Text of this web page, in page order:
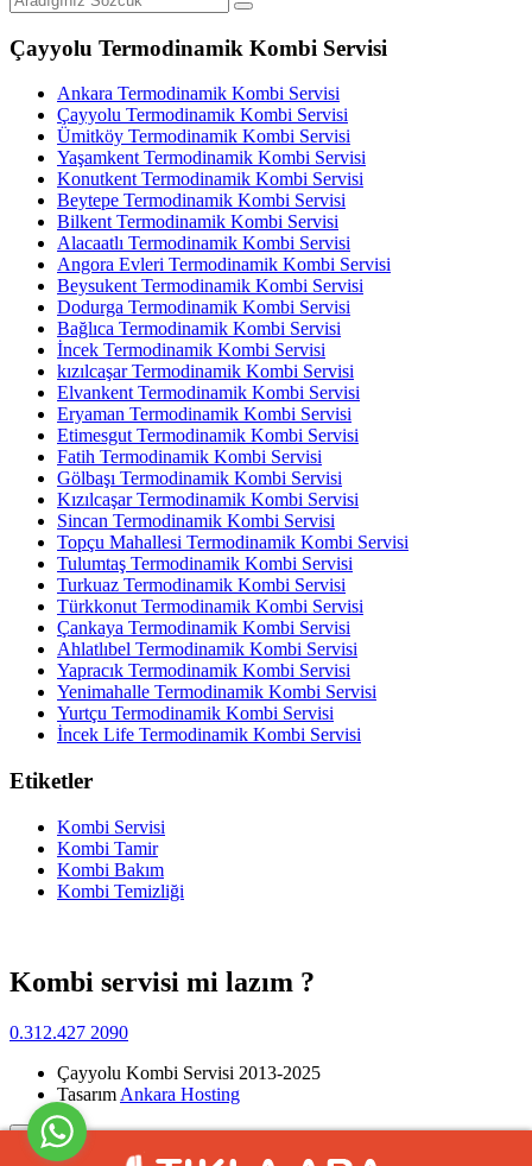
Çayyolu Termodinamik Kombi Servisi
Ankara Termodinamik Kombi Servisi
Çayyolu Termodinamik Kombi Servisi
Ümitköy Termodinamik Kombi Servisi
Yaşamkent Termodinamik Kombi Servisi
Konutkent Termodinamik Kombi Servisi
Beytepe Termodinamik Kombi Servisi
Bilkent Termodinamik Kombi Servisi
Alacaatlı Termodinamik Kombi Servisi
Angora Evleri Termodinamik Kombi Servisi
Beysukent Termodinamik Kombi Servisi
Dodurga Termodinamik Kombi Servisi
Bağlıca Termodinamik Kombi Servisi
İncek Termodinamik Kombi Servisi
kızılcaşar Termodinamik Kombi Servisi
Elvankent Termodinamik Kombi Servisi
Eryaman Termodinamik Kombi Servisi
Etimesgut Termodinamik Kombi Servisi
Fatih Termodinamik Kombi Servisi
Gölbaşı Termodinamik Kombi Servisi
Kızılcaşar Termodinamik Kombi Servisi
Sincan Termodinamik Kombi Servisi
Topçu Mahallesi Termodinamik Kombi Servisi
Tulumtaş Termodinamik Kombi Servisi
Turkuaz Termodinamik Kombi Servisi
Türkkonut Termodinamik Kombi Servisi
Çankaya Termodinamik Kombi Servisi
Ahlatlıbel Termodinamik Kombi Servisi
Yapracık Termodinamik Kombi Servisi
Yenimahalle Termodinamik Kombi Servisi
Yurtçu Termodinamik Kombi Servisi
İncek Life Termodinamik Kombi Servisi
Etiketler
Kombi Servisi
Kombi Tamir
Kombi Bakım
Kombi Temizliği
Kombi servisi mi lazım ?
0.312.427 2090
Çayyolu Kombi Servisi 2013-2025
Tasarım Ankara Hosting
Yukarı